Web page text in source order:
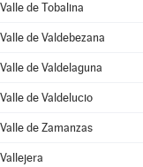
Valle de Tobalina
Valle de Valdebezana
Valle de Valdelaguna
Valle de Valdelucio
Valle de Zamanzas
Vallejera